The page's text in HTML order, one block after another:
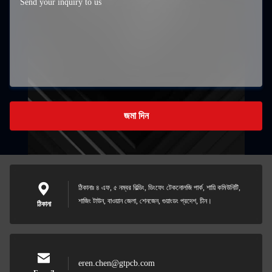
জমা দিন
ঠিকানা
ঠিকানাঃ ৪ এফ, ৫ নম্বর বিল্ডিং, ডিংফেং টেকনোলজি পার্ক, শায়ি কমিউনিটি,
শাজিং টাউন, বাওয়ান জেলা, শেনজেন, গুয়াংডং প্রদেশ, চীন।
eren.chen@gtpcb.com